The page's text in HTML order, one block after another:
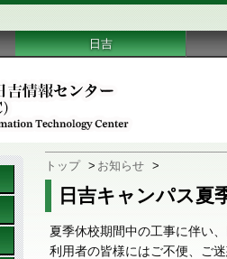
トップ > お知らせ >
日吉キャンパス夏
夏季休校期間中の工事に伴い
利用者の皆様にはご不便、ご
日吉